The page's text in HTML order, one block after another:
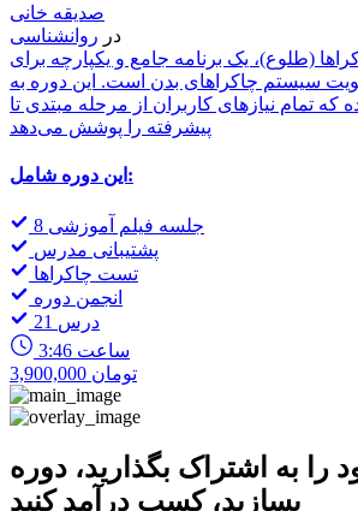
صدیقه خانی
در روانشناسی
(طلوع)، یک برنامه جامع و یکپارچه برای
سیستم چاکراهای بدن است. این دوره به
تمام نیازهای کاربران از مرحله مبتدی تا
پیشرفته را پوشش می‌دهد
این دوره شامل:
8 جلسه فیلم آموزشی
پشتیبانی مدرس
تست چاکراها
انجمن دوره
21 درس
3:46 ساعت
3,900,000 تومان
را به اشتراک بگذارید، دوره
بسازید، کسب درآمد کنید